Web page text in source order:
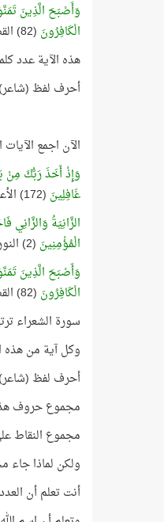
وَأَصْبَحَ الَّذِينَ
الْكَافِرُونَ (82) القصص
هذه الآية عدد كلماتها
أحرف لفظ (شاعر)
الآن اجمع
وَإِذْ أَخَذَ رَبُّكَ مِنْ
غَافِلِينَ (172) الأعراف
الزَّانِيَةُ
الْمُؤْمِنِينَ (2) النور
وَأَصْبَحَ الَّذِينَ
الْكَافِرُونَ (82) القصص
سورة الشعراء
وكل آية من هذه
أحرف لفظ (شاعر)
مجموع حروف هذه الآيات الثلاث
مجموع النقاط على حروف هذه
ولكن لماذا جاء
أنت تعلم أن العدد 26 يساوي 13 + 13